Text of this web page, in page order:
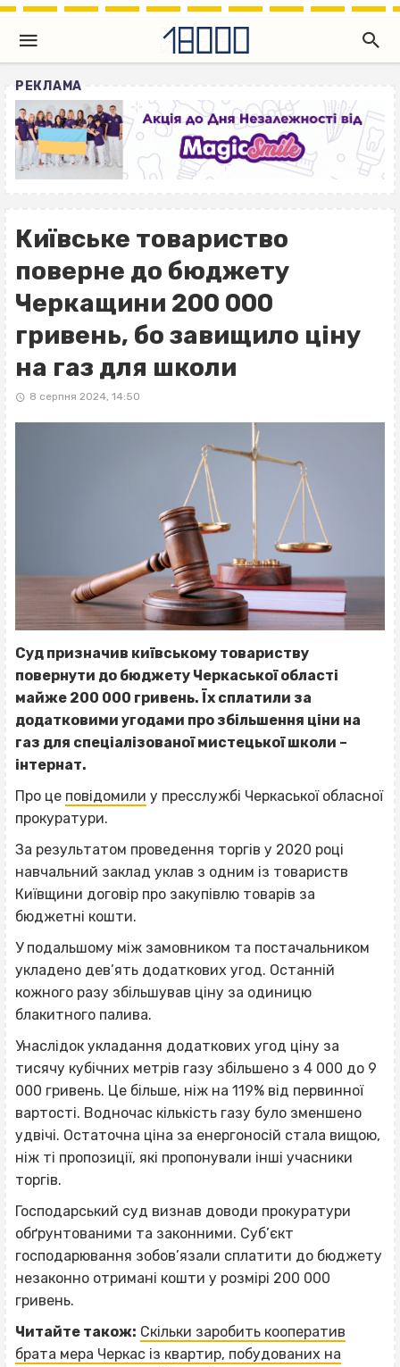
РЕКЛАМА
Київське товариство
поверне до бюджету
Черкащини 200 000
гривень, бо завищило ціну
на газ для школи
8 серпня 2024, 14:50
Суд призначив київському товариству
повернути до бюджету Черкаської області
майже 200 000 гривень. Їх сплатили за
додатковими угодами про збільшення ціни на
газ для спеціалізованої мистецької школи –
інтернат.
Про це повідомили у пресслужбі Черкаської обласної
прокуратури.
За результатом проведення торгів у 2020 році
навчальний заклад уклав з одним із товариств
Київщини договір про закупівлю товарів за
бюджетні кошти.
У подальшому між замовником та постачальником
укладено дев’ять додаткових угод. Останній
кожного разу збільшував ціну за одиницю
блакитного палива.
Унаслідок укладання додаткових угод ціну за
тисячу кубічних метрів газу збільшено з 4 000 до 9
000 гривень. Це більше, ніж на 119% від первинної
вартості. Водночас кількість газу було зменшено
удвічі. Остаточна ціна за енергоносій стала вищою,
ніж ті пропозиції, які пропонували інші учасники
торгів.
Господарський суд визнав доводи прокуратури
обґрунтованими та законними. Суб’єкт
господарювання зобов’язали сплатити до бюджету
незаконно отримані кошти у розмірі 200 000
гривень.
Читайте також: Скільки заробить кооператив
брата мера Черкас із квартир, побудованих на